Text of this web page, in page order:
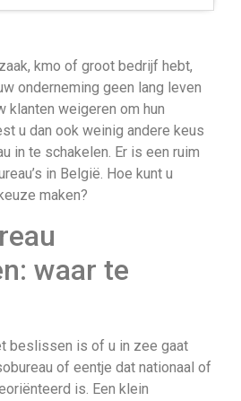
kmo of groot bedrijf hebt,
onderneming geen lang leven
klanten weigeren om hun
u dan ook weinig andere keus
in te schakelen. Er is een ruim
in België. Hoe kunt u
maken?
waar te
beslissen is of u in zee gaat
of eentje dat nationaal of
is. Een klein